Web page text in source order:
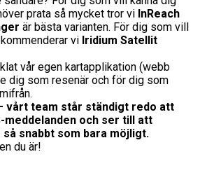
prata så mycket tror vi InReach
är bästa varianten. För dig som vill
vi Iridium Satellit
vår egen kartapplikation (webb
dig som resenär och för dig som
vårt team står ständigt redo att
meddelanden och ser till att
så snabbt som bara möjligt.
du är!